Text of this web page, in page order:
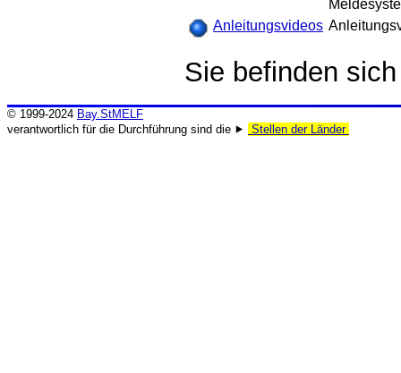
Anleitungsvideos
Sie befinden
© 1999-2024 Bay.StMELF
verantwortlich für die Durchführung sind die ⯈
Stellen der Länder